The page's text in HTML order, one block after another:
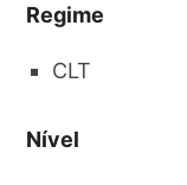
Regime
CLT
Nível